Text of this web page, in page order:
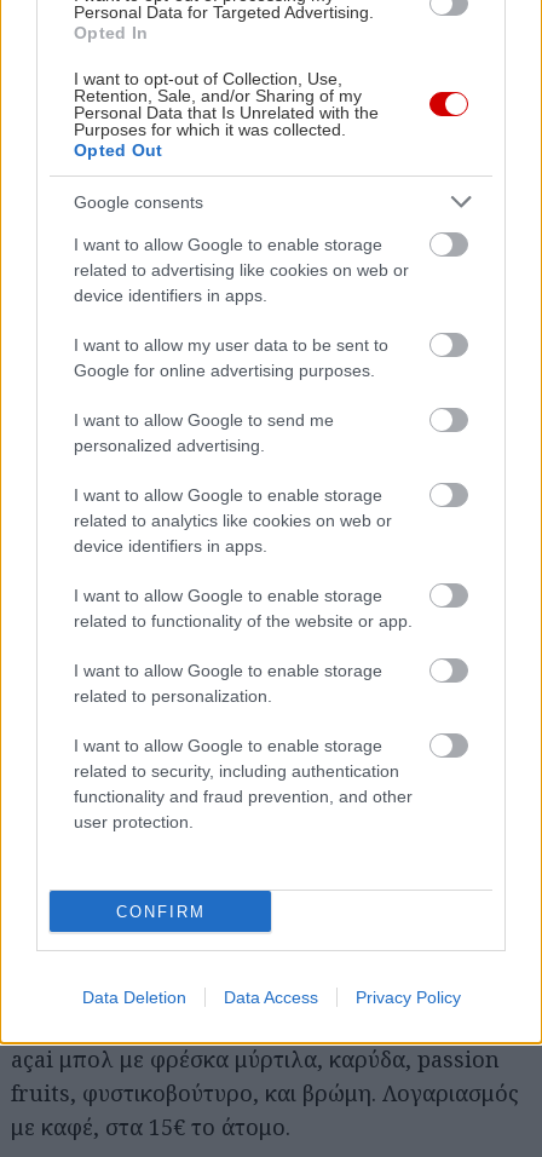
Personal Data for Targeted Advertising.
Opted In
I want to opt-out of Collection, Use,
Retention, Sale, and/or Sharing of my
Personal Data that Is Unrelated with the
Purposes for which it was collected.
Opted Out
Google consents
I want to allow Google to enable storage
related to advertising like cookies on web or
device identifiers in apps.
I want to allow my user data to be sent to
Google for online advertising purposes.
I want to allow Google to send me
personalized advertising.
I want to allow Google to enable storage
related to analytics like cookies on web or
device identifiers in apps.
I want to allow Google to enable storage
related to functionality of the website or app.
I want to allow Google to enable storage
related to personalization.
I want to allow Google to enable storage
related to security, including authentication
functionality and fraud prevention, and other
user protection.
CONFIRM
Data Deletion Data Access Privacy Policy
Πραξιτέλους 37, τηλ.: 210 3311 372
View this post on Instagram
A post shared by The Eaters (@theeaters_gr)
Αγαπά τη minimal αισθητική και τη healthy
διατροφή, ενώ διαθέτει και μπουτίκ με ρούχα για
ενδιαφέρον πρότζεκτ, με πανέμορφο εσωτερικό,
στο οποίο δοκιμάζουμε choco porridge με γάλα
από σπόρο αρακά και καραμελωμένα πεκάν,
ομελέτα με σπαράγγια, μοτσαρέλα, τσένταρ,
açai μπολ με φρέσκα μύρτιλα, καρύδα, passion
fruits, φυστικοβούτυρο, και βρώμη. Λογαριασμός
με καφέ, στα 15€ το άτομο.